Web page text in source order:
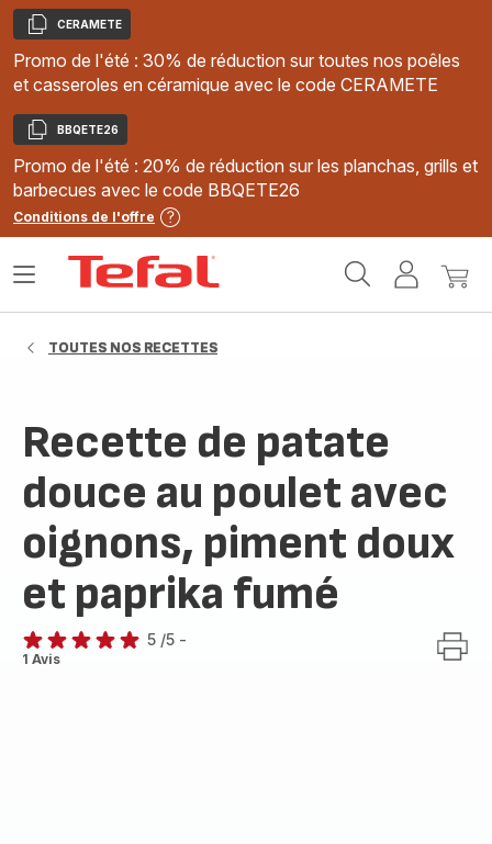
Copier
CERAMETE
Promo de l'été : 30% de réduction sur toutes nos poêles
et casseroles en céramique avec le code CERAMETE
Copier
BBQETE26
Promo de l'été : 20% de réduction sur les planchas, grills et
barbecues avec le code BBQETE26
Conditions de l'offre
MonMon
Ouvrir
TOUTES NOS RECETTES
Recette de patate
douce au poulet avec
oignons, piment doux
et paprika fumé
Avis
5 /5 -
1 Avis